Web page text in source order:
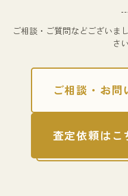
ご相談・ご質問などございま
さ
ご相談・お問
査定依頼はこ